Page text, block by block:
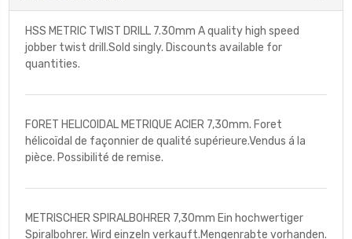
HSS METRIC TWIST DRILL 7.30mm A quality high speed
jobber twist drill.Sold singly. Discounts available for
quantities.
FORET HELICOIDAL METRIQUE ACIER 7,30mm. Foret
hélicoïdal de façonnier de qualité supérieure.Vendus á la
pièce. Possibilité de remise.
METRISCHER SPIRALBOHRER 7,30mm Ein hochwertiger
Spiralbohrer. Wird einzeln verkauft.Mengenrabte vorhanden.